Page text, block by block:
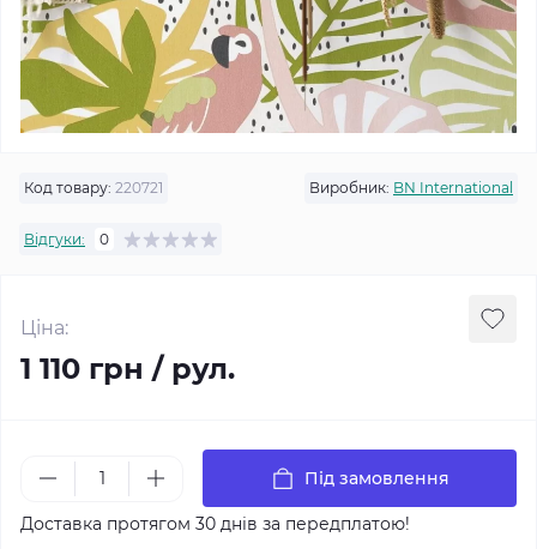
Код товару: 220721 Виробник: BN International
Відгуки: 0
Ціна:
1 110 грн / рул.
Під замовлення
Доставка протягом 30 днів за передплатою!